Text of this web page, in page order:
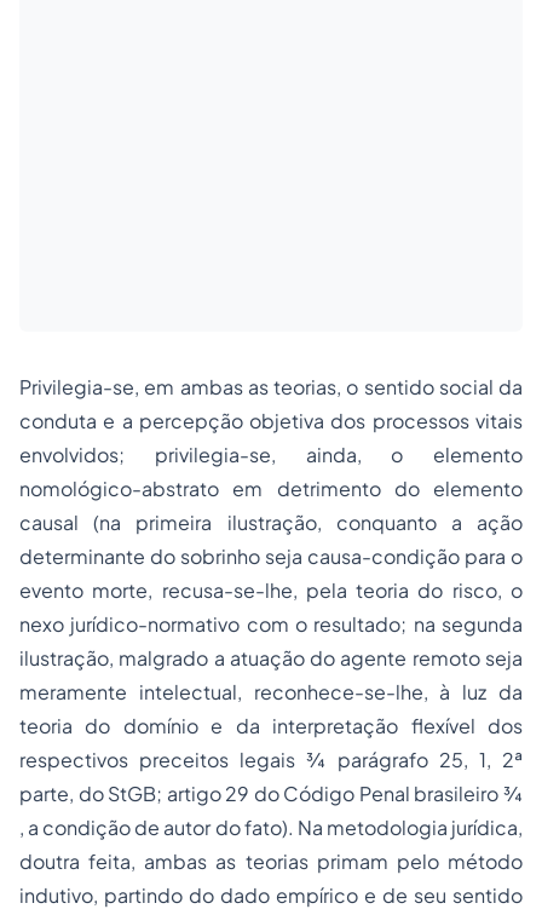
Privilegia-se, em ambas as teorias, o sentido social da
conduta e a percepção objetiva dos processos vitais
envolvidos; privilegia-se, ainda, o elemento
nomológico-abstrato em detrimento do elemento
causal(na primeira ilustração, conquanto a ação
determinante do sobrinho seja causa-condição para o
evento morte, recusa-se-lhe, pela teoria do risco, o
nexo jurídico-normativo com o resultado; na segunda
ilustração, malgrado a atuação do agente remoto seja
meramente intelectual, reconhece-se-lhe, à luz da
teoria do domínio e da interpretação flexível dos
respectivos preceitos legais ¾ parágrafo 25, 1, 2ª
parte, doStGB; artigo 29 do Código Penal brasileiro ¾
, a condição de autor do fato). Na metodologia jurídica,
doutra feita, ambas as teorias primam pelo método
indutivo, partindo do dado empírico e de seu sentido